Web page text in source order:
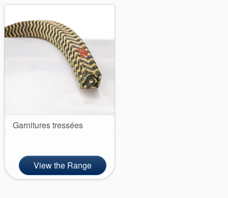
tresses
d’étanchéité
Système de
support de
joint
neuf des
joints
Garnitures tressées
View the Range